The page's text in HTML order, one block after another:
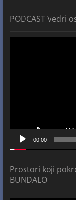
PODCAST Vedri
00:00
Prostori koji
BUNDALO